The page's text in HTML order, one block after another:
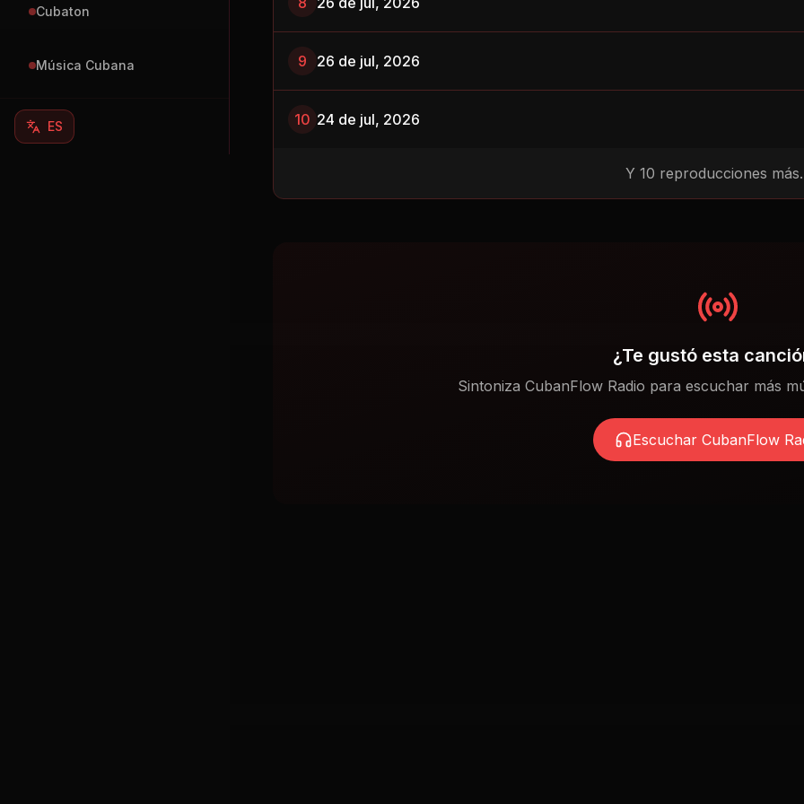
Cubaton
Música Cubana
ES
9 26 de jul, 2026
10 24 de jul, 2026
Y 10 reproducciones
¿Te gustó esta
Sintoniza CubanFlow Radio para escuchar más
Escuchar CubanFlow